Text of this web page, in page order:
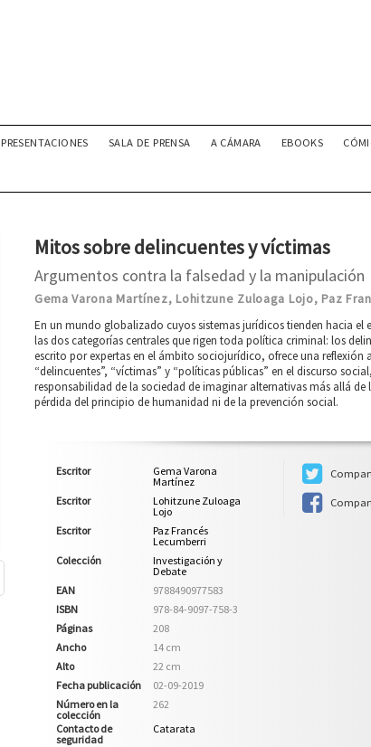
PRESENTACIONES SALA DE PRENSA A CÁMARA EBOOKS
Mitos sobre delincuentes y víctimas
Argumentos contra la falsedad y la manipulación
Gema Varona Martínez, Lohitzune Zuloaga Lojo, Paz
En un mundo globalizado cuyos sistemas jurídicos tienden hacia
las dos categorías centrales que rigen toda política criminal: los
escrito por expertas en el ámbito sociojurídico, ofrece una
“delincuentes”, “víctimas” y “políticas públicas” en el discurso
responsabilidad de la sociedad de imaginar alternativas más allá
pérdida del principio de humanidad ni de la prevención social.
Escritor
Gema Varona
Martínez
Escritor
Lohitzune Zuloaga
Lojo
Escritor
Paz Francés
Lecumberri
Colección
Investigación y
Debate
EAN
9788490977583
ISBN
978-84-9097-758-3
Páginas
208
Ancho
14 cm
Alto
22 cm
Fecha publicación
02-09-2019
Número en la
colección
262
Contacto de
seguridad
Catarata